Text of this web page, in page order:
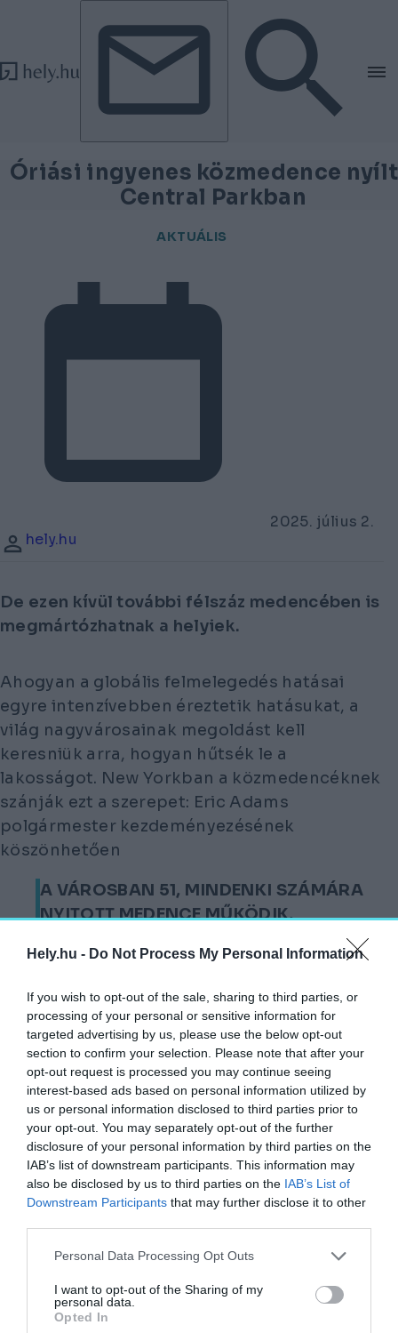
Hely.hu - Do Not Process My Personal Information
If you wish to opt-out of the sale, sharing to third parties, or
processing of your personal or sensitive information for
targeted advertising by us, please use the below opt-out
section to confirm your selection. Please note that after your
opt-out request is processed you may continue seeing
interest-based ads based on personal information utilized by
us or personal information disclosed to third parties prior to
your opt-out. You may separately opt-out of the further
disclosure of your personal information by third parties on the
IAB’s list of downstream participants. This information may
also be disclosed by us to third parties on the IAB’s List of
Downstream Participants that may further disclose it to other
Personal Data Processing Opt Outs
I want to opt-out of the Sharing of my
personal data.
Opted In
Tovább a tartalomhoz
Tovább a lábléchez
Óriási ingyenes közmedence
Central Parkban
AKTUÁLIS
2025. július 2.
hely.hu
De ezen kívül további félszáz medencében is
megmártózhatnak a helyiek.
Ahogyan a globális felmelegedés hatásai
egyre intenzívebben éreztetik hatásukat, a
világ nagyvárosainak megoldást kell
keresniük arra, hogyan hűtsék le a
lakosságot. New Yorkban a közmedencéknek
szánják ezt a szerepet: Eric Adams
polgármester kezdeményezésének
köszönhetően
A VÁROSBAN 51, MINDENKI SZÁMÁRA
NYITOTT MEDENCE MŰKÖDIK,
melyek közül a legújabb épp a napokban
Ráadásul nem is akármilyen helyen, hiszen a
Gottesman-medence a Central Park északi
végén, a Davis Center nevet viselő közösségi
tér területén található. A több mint 85 méter
hosszúságú, ovális alakú medence a tervezők
állítása szerint mintegy 1000 úszó
befogadására képes, a dizájnt pedig úgy
alakították ki, hogy illeszkedjen New York
ikonikus parkjának környezetébe.
A megnyitót június 27-én tartották – ekkor
közmedencét is. A nyitvatartási idő délelőtt
11-től este 7-ig tart, ám a vízpartra nem